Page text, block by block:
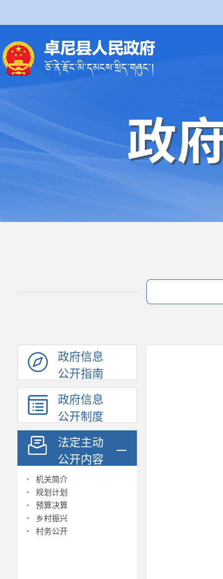
政府信息
公开指南
政府信息
公开制度
法定主动
公开内容
· 机关简介
· 规划计划
· 预算决算
· 乡村振兴
· 村务公开